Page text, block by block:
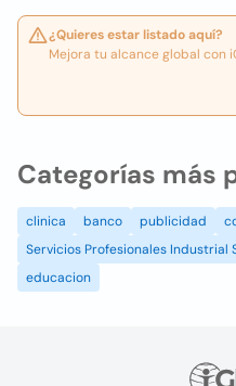
¿Quieres estar listado aquí?
Mejora tu alcance global con
Categorías más
clinica banco publicidad
Servicios Profesionales Industrial
educacion